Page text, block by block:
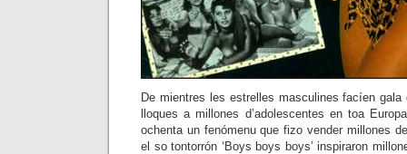
De mientres les estrelles masculines facíen gala
lloques a millones d’adolescentes en toa
ochenta un fenómenu que fizo vender millones
el so tontorrón ‘Boys boys boys’ inspiraron